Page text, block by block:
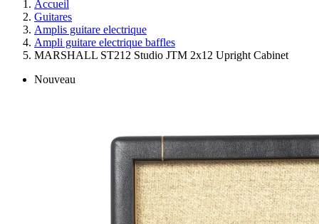
Accueil
Guitares
Amplis guitare electrique
Ampli guitare electrique baffles
MARSHALL ST212 Studio JTM 2x12 Upright Cabinet
Nouveau